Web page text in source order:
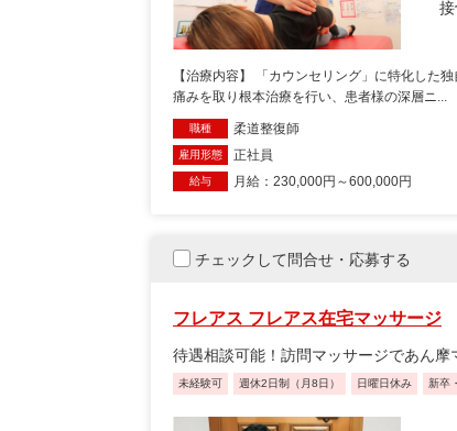
【治療内容】 「カウンセリング」に特化した
痛みを取り根本治療を行い、患者様の深層ニ...
職種 柔道整復師
雇用形態 正社員
給与 月給：230,000円～600,000円
チェックして問合せ・応募する
フレアス フレアス在宅マッサージ
待遇相談可能！訪問マッサージであん摩
未経験可 週休2日制（月8日） 日曜日休み 新卒